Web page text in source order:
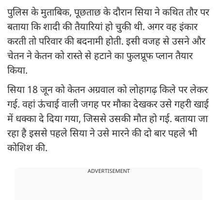
पुलिस के मुताबिक, पूछताछ के दौरान सिया ने कथित तौर पर
बताया कि शादी की तैयारियां हो चुकी थी. अगर वह इंकार
करती तो परिवार की बदनामी होती. इसी वजह से उसने और
चेतन ने केतन को रास्ते से हटाने का फुलप्रूफ प्लान तैयार
किया.
सिया 18 जून को केतन अग्रवाल को लोहागढ़ किले पर लेकर
गई. वहां ऊंचाई वाली जगह पर मौका देखकर उसे गहरी खाई
में धक्का दे दिया गया, जिससे उसकी मौत हो गई. बताया जा
रहा है इससे पहले सिया ने उसे मारने की दो बार पहले भी
कोशिश की.
ADVERTISEMENT